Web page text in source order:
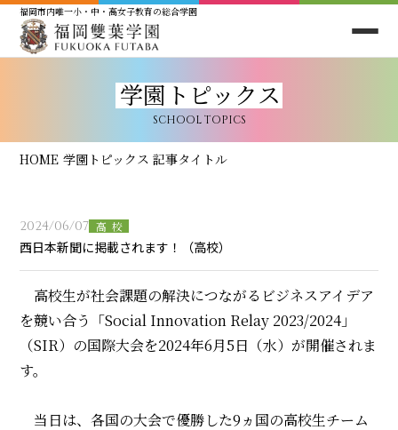
福岡市内唯一小・中・高女子教育の総合学園
学園トピックス
SCHOOL TOPICS
HOME 学園トピックス 記事タイトル
2024/06/07 高校
西日本新聞に掲載されます！（高校）
高校生が社会課題の解決につながるビジネスアイデア
を競い合う「Social Innovation Relay 2023/2024」
（SIR）の国際大会を2024年6月5日（水）が開催されま
す。
当日は、各国の大会で優勝した9ヵ国の高校生チーム